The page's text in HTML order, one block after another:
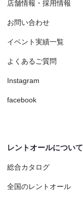
店舗情報・採用情報
お問い合わせ
イベント実績一覧
よくあるご質問
Instagram
facebook
レントオールについて
総合カタログ
全国のレントオール